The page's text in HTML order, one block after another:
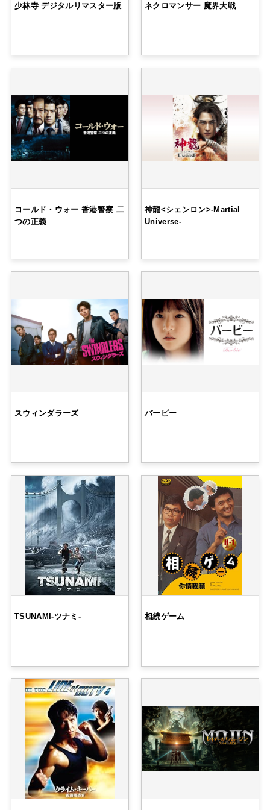
少林寺 デジタルリマスター版 ネクロマンサー 魔界大戦
コールド・ウォー 香港警察 二
つの正義
神龍<シェンロン>-Martial
Universe-
スウィンダラーズ バービー
TSUNAMI-ツナミ- 相続ゲーム